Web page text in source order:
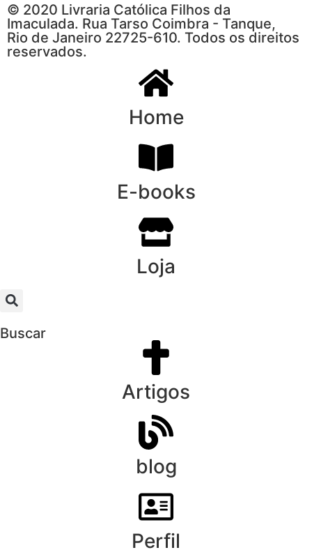
© 2020 Livraria Católica Filhos da
Imaculada. Rua Tarso Coimbra - Tanque,
Rio de Janeiro 22725-610. Todos os direitos
reservados.
Home
E-books
Loja
Buscar
Artigos
blog
Perfil